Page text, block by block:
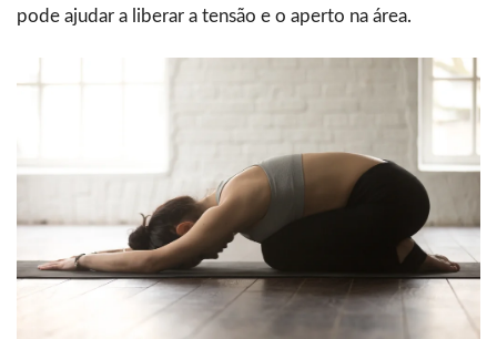
pode ajudar a liberar a tensão e o aperto na área.